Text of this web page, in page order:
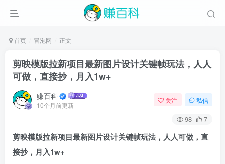
首页 冒泡网 正文
剪映模版拉新项目最新图片设计关键帧玩法，人人
可做，直接抄，月入1w+
赚百科
10个月前更新
关注 私信
98 7
剪映模版拉新项目最新图片设计关键帧玩法，人人可做，直
接抄，月入1w+